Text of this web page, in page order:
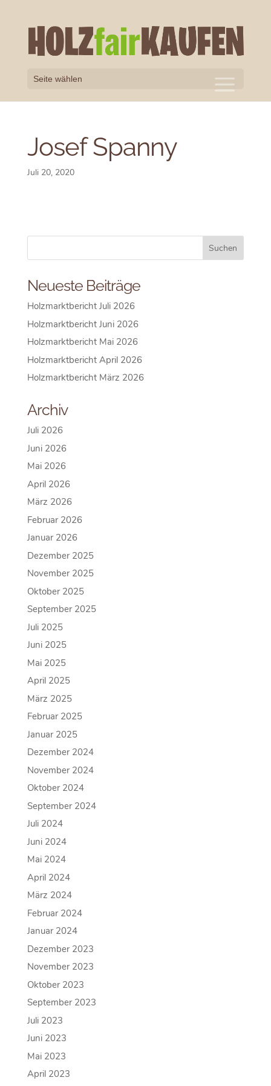
Seite wählen
Josef Spanny
Juli 20, 2020
Neueste Beiträge
Holzmarktbericht Juli 2026
Holzmarktbericht Juni 2026
Holzmarktbericht Mai 2026
Holzmarktbericht April 2026
Holzmarktbericht März 2026
Archiv
Juli 2026
Juni 2026
Mai 2026
April 2026
März 2026
Februar 2026
Januar 2026
Dezember 2025
November 2025
Oktober 2025
September 2025
Juli 2025
Juni 2025
Mai 2025
April 2025
März 2025
Februar 2025
Januar 2025
Dezember 2024
November 2024
Oktober 2024
September 2024
Juli 2024
Juni 2024
Mai 2024
April 2024
März 2024
Februar 2024
Januar 2024
Dezember 2023
November 2023
Oktober 2023
September 2023
Juli 2023
Juni 2023
Mai 2023
April 2023